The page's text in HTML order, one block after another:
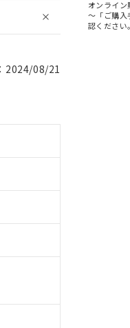
2024/08/21
オンライ
～「ご購入
認ください。